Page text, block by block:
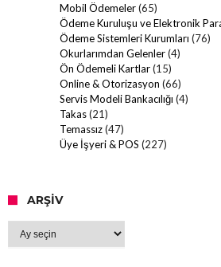
Mobil Ödemeler(65)
Ödeme Kuruluşu ve Elektronik
Ödeme Sistemleri Kurumları (76)
Okurlarımdan Gelenler(4)
Ön Ödemeli Kartlar(15)
Online & Otorizasyon (66)
Servis Modeli Bankacılığı (4)
Takas(21)
Temassız(47)
Üye İşyeri & POS (227)
ARŞIV